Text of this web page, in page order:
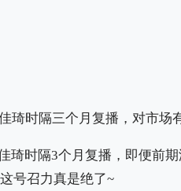
琦时隔3个月复播，即便前
号召力真是绝了~